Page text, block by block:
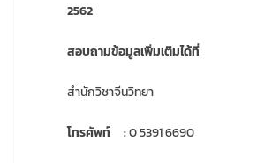
2562
สอบถามข้อมูลเพิ่มเติมได้ที่
สำนักวิชาจีนวิทยา
โทรศัพท์ :0 5391 6690